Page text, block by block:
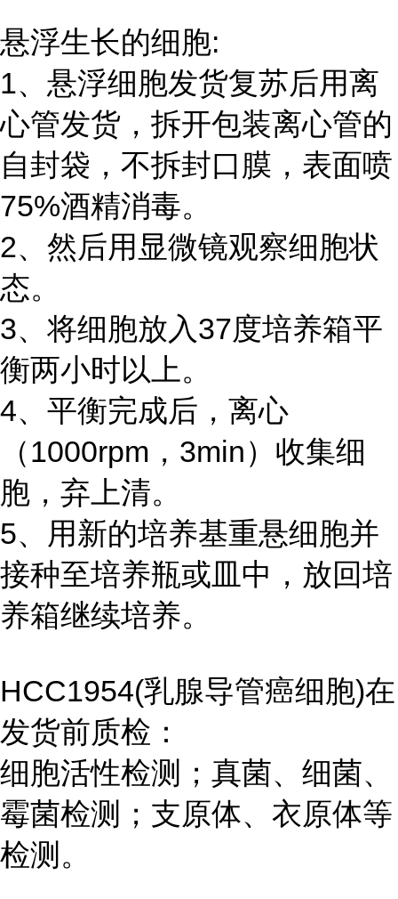
悬浮生长的细胞:
1、悬浮细胞发货复苏后用离
心管发货，拆开包装离心管的
自封袋，不拆封口膜，表面喷
75%酒精消毒。
2、然后用显微镜观察细胞状
态。
3、将细胞放入37度培养箱平
衡两小时以上。
4、平衡完成后，离心
（1000rpm，3min）收集细
胞，弃上清。
5、用新的培养基重悬细胞并
接种至培养瓶或皿中，放回培
养箱继续培养。
HCC1954(乳腺导管癌细胞)在
发货前质检：
细胞活性检测；真菌、细菌、
霉菌检测；支原体、衣原体等
检测。